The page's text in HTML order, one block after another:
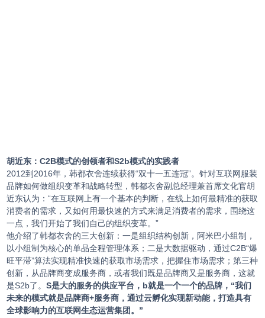
胡近东：C2B模式的创领者和S2b模式的实践者
2012到2016年，韩都衣舍连续获得“双十一五连冠”。针对互联网服装
品牌如何做组织变革和战略转型，韩都衣舍副总经理兼首席文化官胡
近东认为：“在互联网上有一个基本的判断，在线上如何最精准的获取
消费者的需求，又如何用最快速的方式来满足消费者的需求，围绕这
一点，我们开始了我们自己的组织变革。”
他介绍了韩都衣舍的三大创新：一是组织结构创新，阿米巴小组制，
以小组制为核心的单品全程管理体系；二是大数据驱动，通过C2B“爆
旺平滞”算法实现精准快速的获取市场需求，把握住市场需求；第三种
创新，从品牌商变成服务商，或者我们既是品牌商又是服务商，这就
是S2b了。S是大的服务的供应平台，b就是一个一个的品牌，“我们
未来的模式就是品牌商+服务商，通过云孵化实现新动能，打造具有
全球影响力的互联网生态运营集团。”